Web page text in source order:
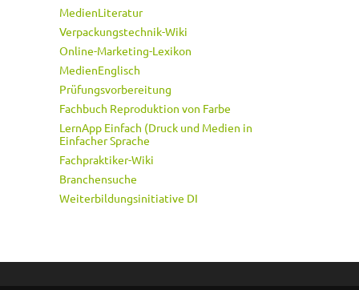
MedienLiteratur
Verpackungstechnik-Wiki
Online-Marketing-Lexikon
MedienEnglisch
Prüfungsvorbereitung
Fachbuch Reproduktion von Farbe
LernApp Einfach (Druck und Medien in
Einfacher Sprache
Fachpraktiker-Wiki
Branchensuche
Weiterbildungsinitiative DI